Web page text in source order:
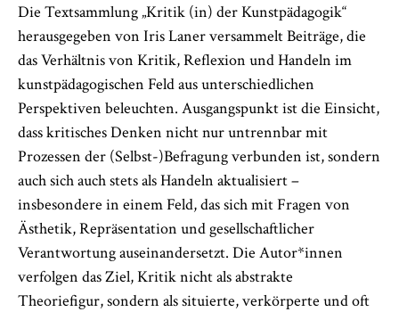
Die Textsammlung „Kritik (in) der Kunstpädagogik“
herausgegeben von Iris Laner versammelt Beiträge, die
das Verhältnis von Kritik, Reflexion und Handeln im
kunstpädagogischen Feld aus unterschiedlichen
Perspektiven beleuchten. Ausgangspunkt ist die Einsicht,
dass kritisches Denken nicht nur untrennbar mit
Prozessen der (Selbst-)Befragung verbunden ist, sondern
auch sich auch stets als Handeln aktualisiert –
insbesondere in einem Feld, das sich mit Fragen von
Ästhetik, Repräsentation und gesellschaftlicher
Verantwortung auseinandersetzt. Die Autor*innen
verfolgen das Ziel, Kritik nicht als abstrakte
Theoriefigur, sondern als situierte, verkörperte und oft